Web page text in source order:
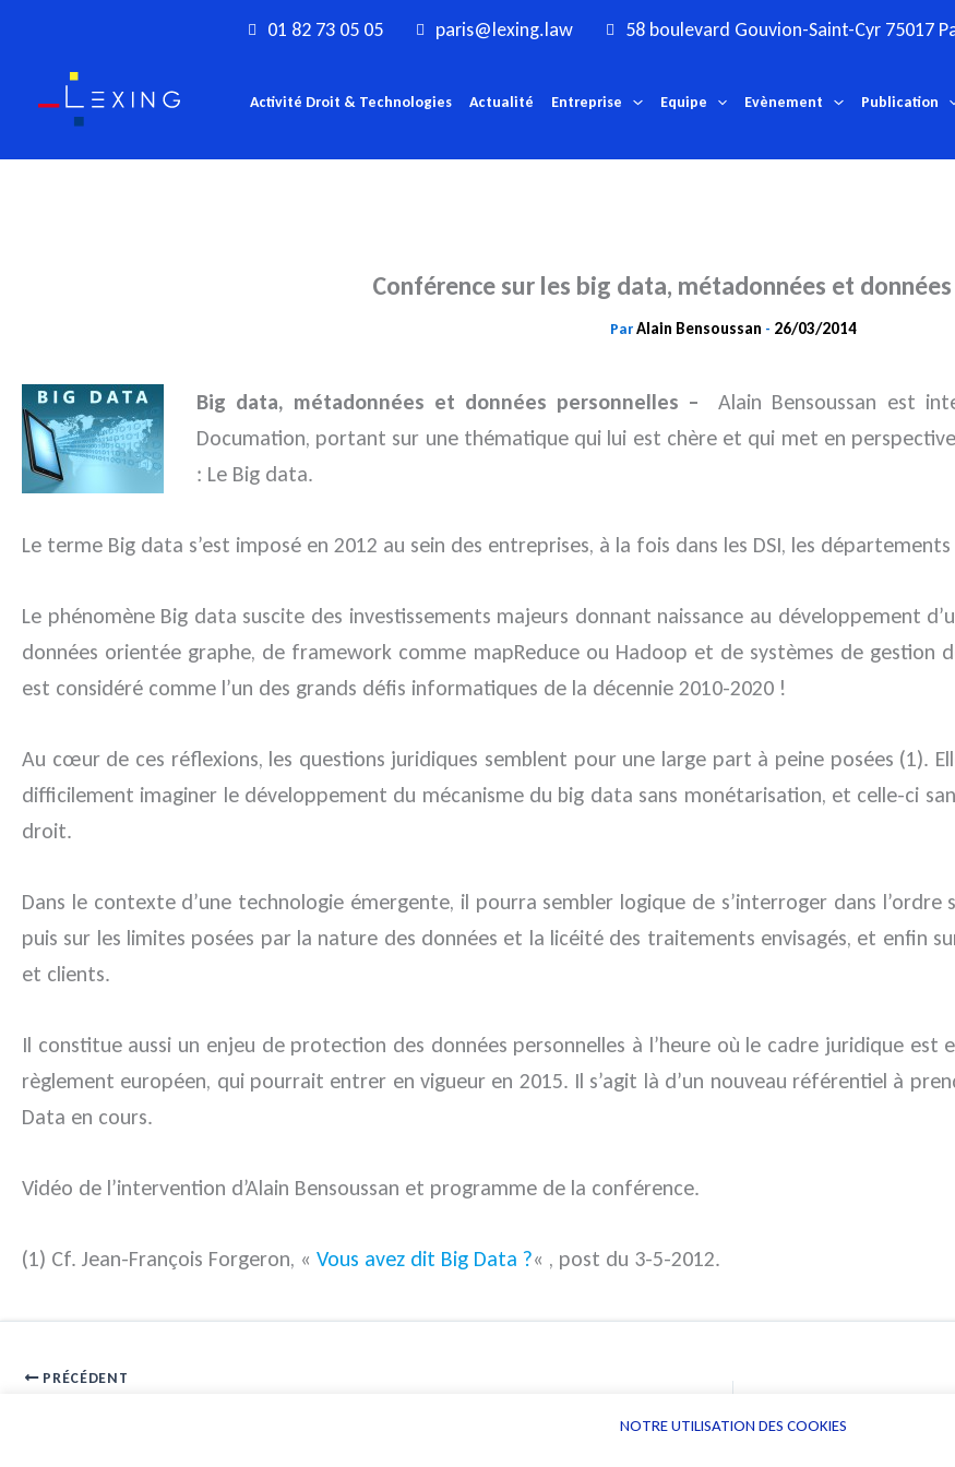
contenu
01 82 73 05 05 paris@lexing.law 58 boulevard Gouvion-Saint-Cyr 75017
Activité Droit & Technologies Actualité Entreprise Equipe Evènement Publication
Conférence sur les big data, métadonnées et
ParAlain Bensoussan - 26/03/2014
Big data, métadonnées et données personnelles – Alain Bensoussan est
Documation, portant sur une thématique qui lui est chère et qui met en
: Le Big data.
Le terme Big data s’est imposé en 2012 au sein des entreprises, à la fois dans les DSI, les
Le phénomène Big data suscite des investissements majeurs donnant naissance au développement
données orientée graphe, de framework comme mapReduce ou Hadoop et de systèmes de gestion
est considéré comme l’un des grands défis informatiques de la décennie 2010-2020 !
Au cœur de ces réflexions, les questions juridiques semblent pour une large part à peine posées (1).
difficilement imaginer le développement du mécanisme du big data sans monétarisation, et celle-ci
droit.
Dans le contexte d’une technologie émergente, il pourra sembler logique de s’interroger dans
puis sur les limites posées par la nature des données et la licéité des traitements envisagés, et enfin
et clients.
Il constitue aussi un enjeu de protection des données personnelles à l’heure où le cadre juridique
règlement européen, qui pourrait entrer en vigueur en 2015. Il s’agit là d’un nouveau référentiel à
Data en cours.
Vidéo de l’intervention d’Alain Bensoussan et programme de la conférence.
(1) Cf. Jean-François Forgeron, « Vous avez dit Big Data ?« , post du 3-5-2012.
PRÉCÉDENT
NOTRE UTILISATION DES COOKIES